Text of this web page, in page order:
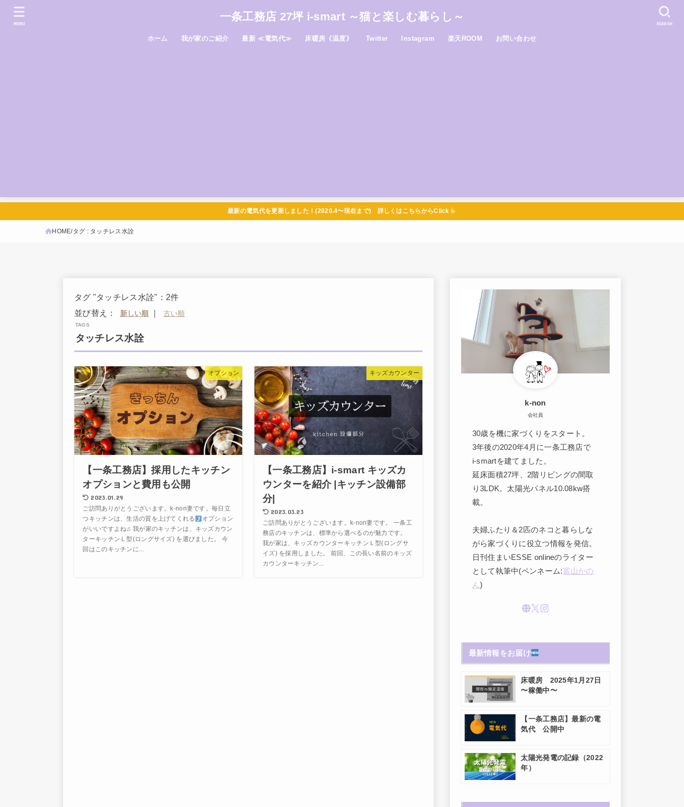
一条工務店 27坪 i-smart ～猫と楽しむ暮らし～
ホーム 我が家のご紹介 最新 ≪電気代≫ 床暖房《温度》 Twitter Instagram 楽天ROOM お問い合わせ
SEARCH
MENU
最新の電気代を更新しました！(2020.4〜現在まで) 詳しくはこちらからClick
HOME タグ : タッチレス水詮
タグ "タッチレス水詮"：2件
並び替え：
｜
タッチレス水詮
オプション
【一条工務店】採用したキッチン
オプションと費用も公開
2023.01.29
ご訪問ありがとうございます。k-non妻です。毎日立
つキッチンは、生活の質を上げてくれる
オプション
がいいですよね♫ 我が家のキッチンは、キッズカウン
ターキッチンＬ型(ロングサイズ) を選びました。 今
回はこのキッチンに...
キッズカウンター
【一条工務店】i-smart キッズカ
ウンターを紹介 |キッチン設備部
分|
2023.03.23
ご訪問ありがとうございます。k-non妻です。 一条工
務店のキッチンは、標準から選べるのが魅力です。
我が家は、キッズカウンターキッチンＬ型(ロングサ
イズ) を採用しました。 前回、この長い名前のキッズ
カウンターキッチン...
k-non
会社員
30歳を機に家づくりをスタート。
3年後の2020年4月に一条工務店で
i-smartを建てました。
延床面積27坪、2階リビングの間取
り3LDK。太陽光パネル10.08kw搭
載。
夫婦ふたり＆2匹のネコと暮らしな
がら家づくりに役立つ情報を発信。
日刊住まいESSE onlineのライター
として執筆中(ペンネーム:富山かの
ん)
最新情報をお届け
床暖房 2025年1月27日
〜稼働中〜
【一条工務店】最新の電
気代 公開中
太陽光発電の記録（2022
年）